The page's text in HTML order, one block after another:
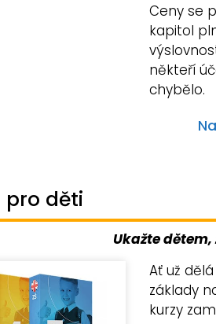
Ceny se
kapitol
někteří
chybělo.
děti
Ukažte
Ať už
základy
kurzy